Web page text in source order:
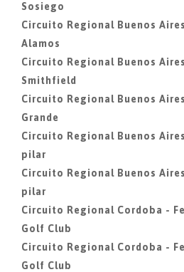
Sosiego
Circuito Regional Buenos
Alamos
Circuito Regional Buenos
Smithfield
Circuito Regional Buenos
Grande
Circuito Regional Buenos
pilar
Circuito Regional Buenos
pilar
Circuito Regional Cordoba -
Golf Club
Circuito Regional Cordoba -
Golf Club